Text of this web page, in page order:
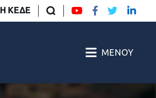
Η ΚΕΔΕ
ΜΕΝΟΎ